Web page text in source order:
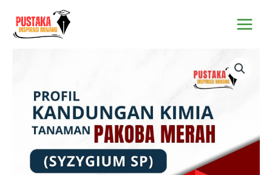
konten
Menu
Tanaman
Pakoba
Merah